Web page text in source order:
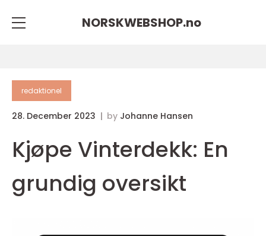
NORSKWEBSHOP.no
redaktionel
28. December 2023 by Johanne Hansen
Kjøpe Vinterdekk: En
grundig oversikt